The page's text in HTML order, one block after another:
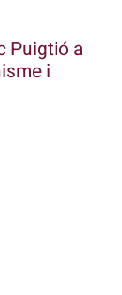
Puigtió a
i